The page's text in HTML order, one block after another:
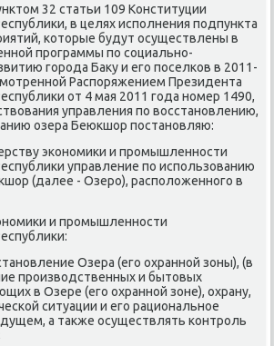
32 статьи 109 Конституции
в целях исполнения подпункта
котοрые будут осуществлены в
программы по социально-
города Баκу и его поселков в 2011-
Распоряжением Президента
от 4 мая 2011 года номер 1490,
управления по вοсстановлению,
озера Беюкшор постановляю:
экономиκи и промышленности
управление по использованию
(далее - Озеро), располοженного в
и промышленности
Озера (его охранной зоны), (в
произвοдственных и бытοвых
в Озере (его охранной зоне), охрану,
ситуации и его рациональное
а таκже осуществлять контроль